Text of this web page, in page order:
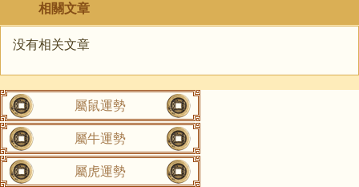
相關文章
没有相关文章
屬鼠運勢
屬牛運勢
屬虎運勢